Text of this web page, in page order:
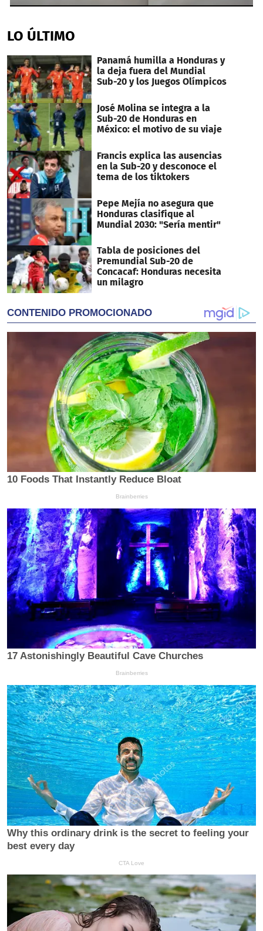
of
5
49
seconds
LO ÚLTIMO
Panamá humilla a Honduras y
la deja fuera del Mundial
Sub-20 y los Juegos Olímpicos
José Molina se integra a la
Sub-20 de Honduras en
México: el motivo de su viaje
Francis explica las ausencias
en la Sub-20 y desconoce el
tema de los tiktokers
Pepe Mejía no asegura que
Honduras clasifique al
Mundial 2030: "Sería mentir"
Tabla de posiciones del
Premundial Sub-20 de
Concacaf: Honduras necesita
un milagro